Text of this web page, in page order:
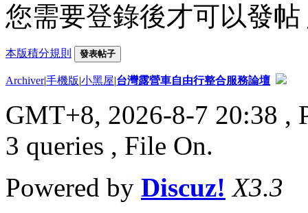
您需要登錄後才可以發帖
本版積分規則 發表帖子
Archiver|手機版|小黑屋|台灣露營車自由行整合服務論壇
GMT+8, 2026-8-7 20:38 ,
3 queries , File On.
Powered by Discuz! X3.3